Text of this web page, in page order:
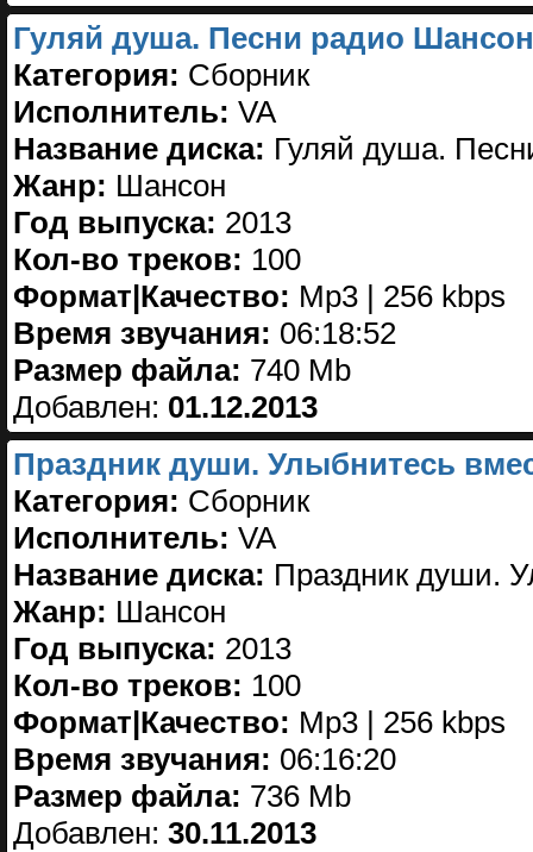
Гуляй душа. Песни радио
Категория: Сборник
Исполнитель: VA
Название диска: Гуляй душа.
Жанр: Шансон
Год выпуска: 2013
Кол-во треков: 100
Формат|Качество: Mp3 | 256 kbps
Время звучания: 06:18:52
Размер файла: 740 Mb
Добавлен: 01.12.2013
Праздник души. Улыбнитесь
Категория: Сборник
Исполнитель: VA
Название диска: Праздник души.
Жанр: Шансон
Год выпуска: 2013
Кол-во треков: 100
Формат|Качество: Mp3 | 256 kbps
Время звучания: 06:16:20
Размер файла: 736 Mb
Добавлен: 30.11.2013